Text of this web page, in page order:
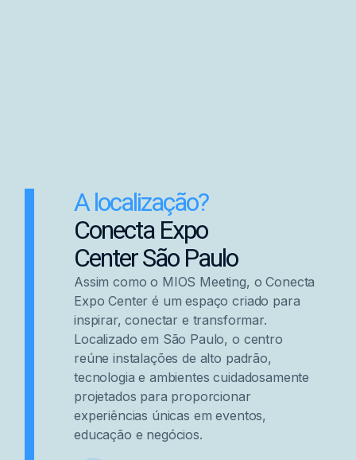
A localização?
Conecta Expo
Center São Paulo
Assim como o MIOS Meeting, o Conecta
Expo Center é um espaço criado para
inspirar, conectar e transformar.
Localizado em São Paulo, o centro
reúne instalações de alto padrão,
tecnologia e ambientes cuidadosamente
projetados para proporcionar
experiências únicas em eventos,
educação e negócios.